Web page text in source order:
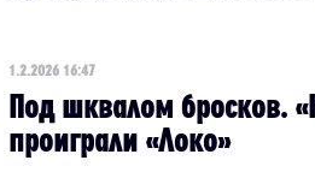
1.2.2026 16:47
Под шквалом бросков.
проиграли «Локо»